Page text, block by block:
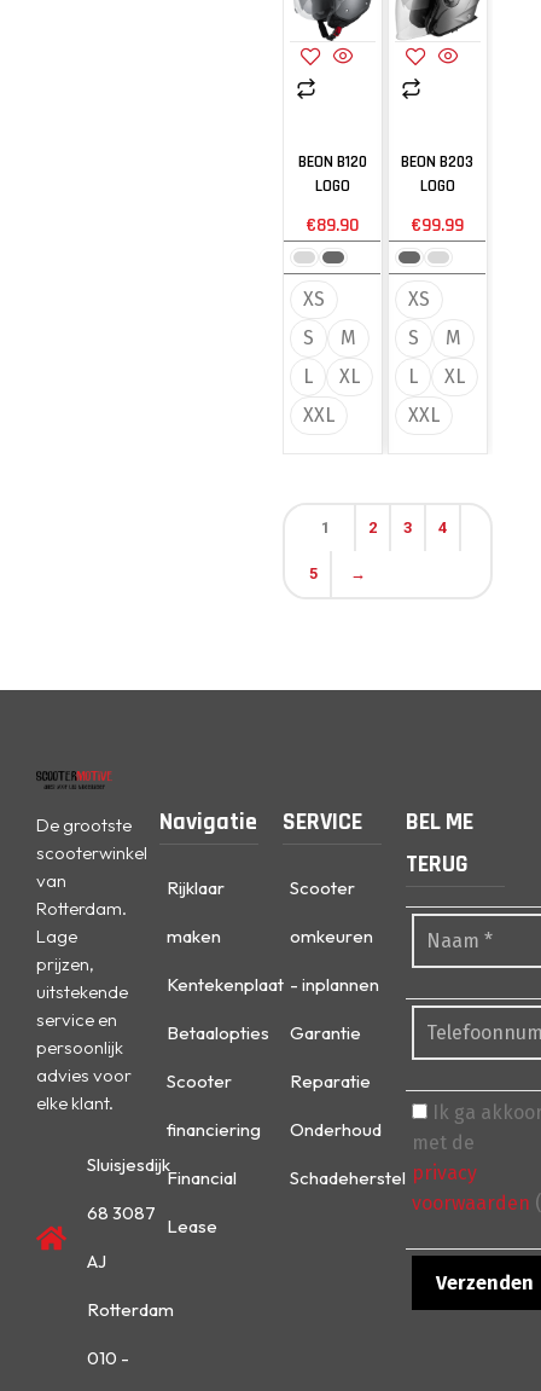
BEON B120
LOGO
€89.90
XS
S
M
L
XL
XXL
BEON B203
LOGO
€99.99
XS
S
M
L
XL
XXL
1 2 3 4
5 →
De grootste
scooterwinkel
van
Rotterdam.
Lage
prijzen,
uitstekende
service en
persoonlijk
advies voor
elke klant.
Sluisjesdijk
68 3087
AJ
Rotterdam
010 -
Navigatie
Rijklaar
maken
Kentekenplaat
Betaalopties
Scooter
financiering
Financial
Lease
SERVICE
Scooter
omkeuren
- inplannen
Garantie
Reparatie
Onderhoud
Schadeherstel
BEL ME
TERUG
Ik ga
met de
privacy
voorwaarden